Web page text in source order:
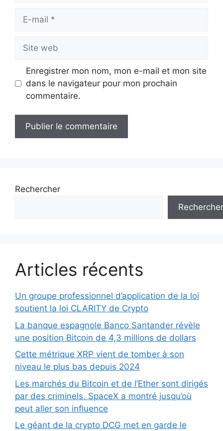
mail
web
Enregistrer mon nom, mon e-mail et mon site
dans le navigateur pour mon prochain
commentaire.
Rechercher
Rechercher
Articles récents
Un groupe professionnel d’application de la loi
soutient la loi CLARITY de Crypto
La banque espagnole Banco Santander révèle
une position Bitcoin de 4,3 millions de dollars
Cette métrique XRP vient de tomber à son
niveau le plus bas depuis 2024
Les marchés du Bitcoin et de l’Ether sont dirigés
par des criminels. SpaceX a montré jusqu’où
peut aller son influence
Le géant de la crypto DCG met en garde le